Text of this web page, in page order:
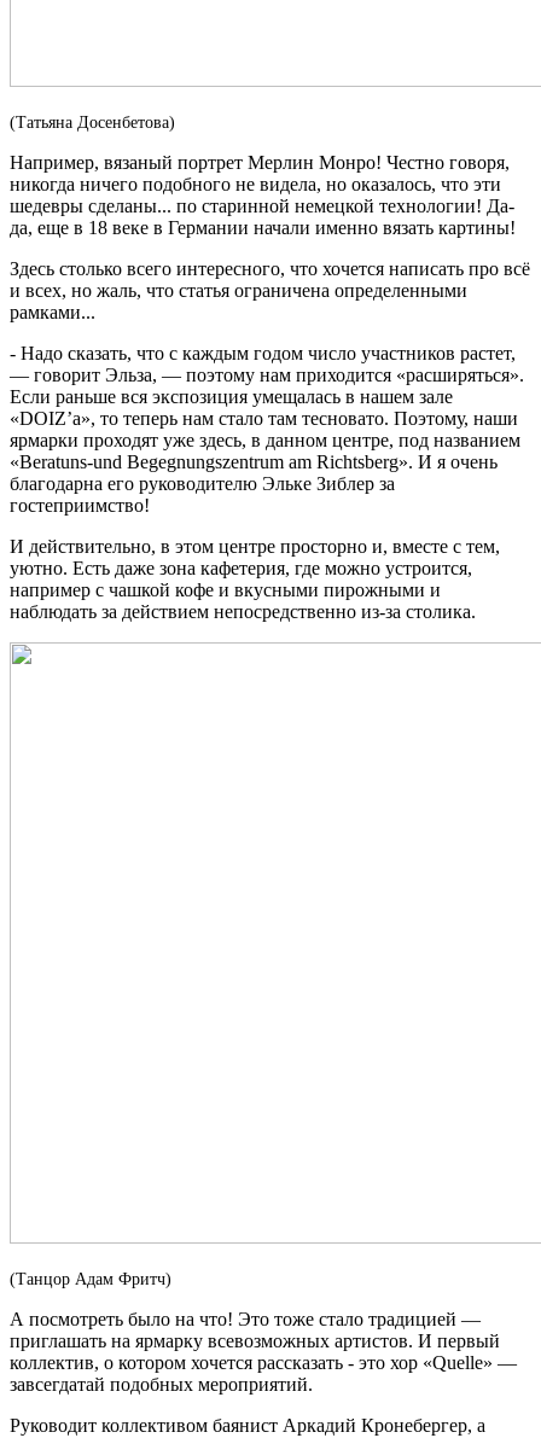
(Татьяна Досенбетова)
Например, вязаный портрет Мерлин Монро! Честно говоря,
никогда ничего подобного не видела, но оказалось, что эти
шедевры сделаны... по старинной немецкой технологии! Да-
да, еще в 18 веке в Германии начали именно вязать картины!
Здесь столько всего интересного, что хочется написать про всё
и всех, но жаль, что статья ограничена определенными
рамками...
- Надо сказать, что с каждым годом число участников растет,
— говорит Эльза, — поэтому нам приходится «расширяться».
Если раньше вся экспозиция умещалась в нашем зале
«DOIZ’a», то теперь нам стало там тесновато. Поэтому, наши
ярмарки проходят уже здесь, в данном центре, под названием
«Beratuns-und Begegnungszentrum am Richtsberg». И я очень
благодарна его руководителю Эльке Зиблер за
гостеприимство!
И действительно, в этом центре просторно и, вместе с тем,
уютно. Есть даже зона кафетерия, где можно устроится,
например с чашкой кофе и вкусными пирожными и
наблюдать за действием непосредственно из-за столика.
(Танцор Адам Фритч)
А посмотреть было на что! Это тоже стало традицией —
приглашать на ярмарку всевозможных артистов. И первый
коллектив, о котором хочется рассказать - это хор «Quelle» —
завсегдатай подобных мероприятий.
Руководит коллективом баянист Аркадий Кронебергер, а